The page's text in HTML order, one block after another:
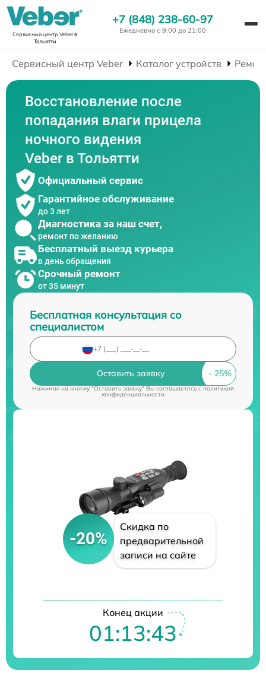
Сервисный центр Veberв
Тольятти
+7 (848) 238-60-97
Ежедневно с 9:00 до 21:00
Сервисный центр Veber Каталог устройств
Восстановление после
попадания влаги прицела
ночного видения
Veber в Тольятти
Официальный сервис
Гарантийное обслуживание
до 3 лет
Диагностика за наш счет,
ремонт по желанию
Бесплатный выезд курьера
в день обращения
Срочный ремонт
от 35 минут
Бесплатная консультация со
специалистом
Оставить заявку
Нажимая на кнопку "Оставить заявку" Вы соглашаетесь cполитикой
конфиденциальности
-20%
Скидка по
предварительной
записи на сайте
Конец акции
01:13:42